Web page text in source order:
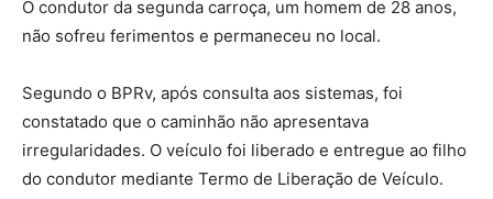
O condutor da segunda carroça, um homem de 28 anos,
não sofreu ferimentos e permaneceu no local.
Segundo o BPRv, após consulta aos sistemas, foi
constatado que o caminhão não apresentava
irregularidades. O veículo foi liberado e entregue ao filho
do condutor mediante Termo de Liberação de Veículo.